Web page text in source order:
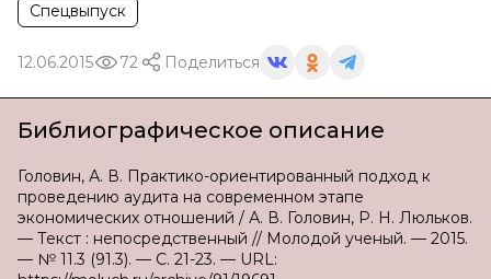
Спецвыпуск
12.06.2015 72 Поделиться
Библиографическое описание
Головин, А. В. Практико-ориентированный подход к
проведению аудита на современном этапе
экономических отношений / А. В. Головин, Р. Н. Люльков.
— Текст : непосредственный // Молодой ученый. — 2015.
— № 11.3 (91.3). — С. 21-23. — URL: